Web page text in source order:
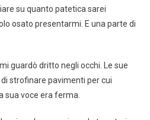
su quanto patetica sarei
osato presentarmi. E una parte di
guardò dritto negli occhi. Le sue
strofinare pavimenti per cui
sua voce era ferma.